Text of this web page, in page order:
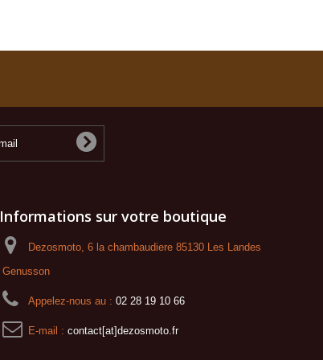
Informations sur votre boutique
Dezosmoto, 6 la chambaudiere 85130 Les Landes
Genusson
Appelez-nous au : 02 28 19 10 66
E-mail : contact[at]dezosmoto.fr